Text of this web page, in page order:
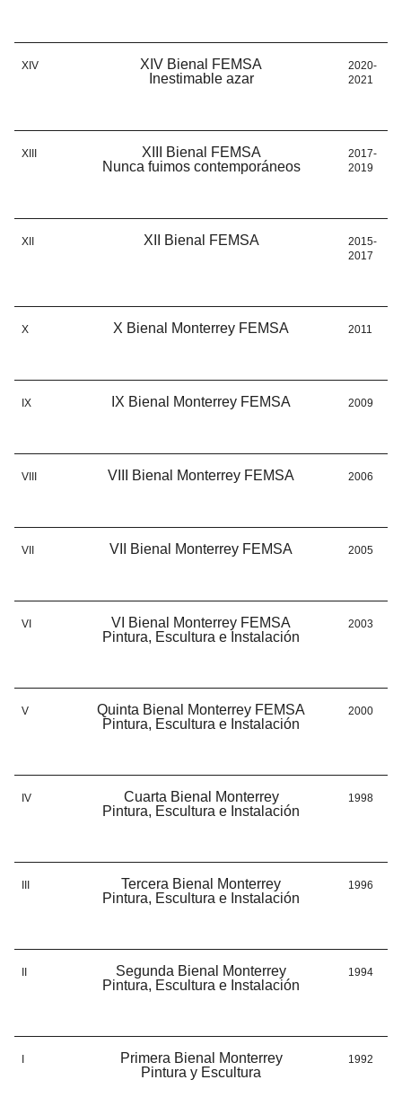
XIV
XIV Bienal FEMSA
Inestimable azar
2020-
2021
XIII
XIII Bienal FEMSA
Nunca fuimos contemporáneos
2017-
2019
XII XII Bienal FEMSA
2015-
2017
X X Bienal Monterrey FEMSA 2011
IX IX Bienal Monterrey FEMSA 2009
VIII VIII Bienal Monterrey FEMSA 2006
VII VII Bienal Monterrey FEMSA 2005
VI
VI Bienal Monterrey FEMSA
Pintura, Escultura e Instalación
2003
V
Quinta Bienal Monterrey FEMSA
Pintura, Escultura e Instalación
2000
IV
Cuarta Bienal Monterrey
Pintura, Escultura e Instalación
1998
Tercera Bienal Monterrey
Pintura, Escultura e Instalación
1996
Segunda Bienal Monterrey
Pintura, Escultura e Instalación
1994
Primera Bienal Monterrey
Pintura y Escultura
1992